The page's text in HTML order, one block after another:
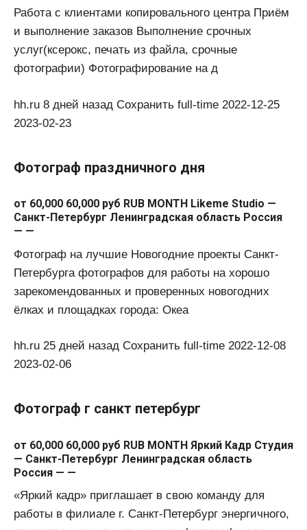
Работа с клиентами копировального центра Приём
и выполнение заказов Выполнение срочных
услуг(ксерокс, печать из файла, срочные
фотографии) Фотографирование на д
hh.ru 8 дней назад Сохранить full-time 2022-12-25
2023-02-23
Фотограф праздничного дня
от 60,000 60,000 руб RUB MONTH Likeme Studio —
Санкт-Петербург Ленинградская область Россия
— —
Фотограф на лучшие Новогодние проекты Санкт-
Петербурга фотографов для работы на хорошо
зарекомендованных и проверенных новогодних
ёлках и площадках города: Океа
hh.ru 25 дней назад Сохранить full-time 2022-12-08
2023-02-06
Фотограф г санкт петербург
от 60,000 60,000 руб RUB MONTH Яркий Кадр Студия
— Санкт-Петербург Ленинградская область
Россия — —
«Яркий кадр» приглашает в свою команду для
работы в филиале г. Санкт-Петербург энергичного,